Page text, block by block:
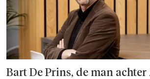
Bart De Prins, de man